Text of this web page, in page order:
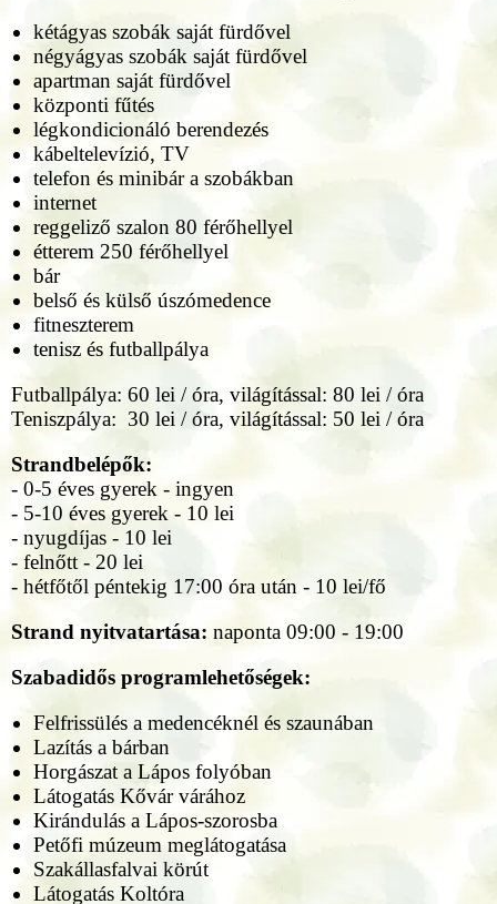
kétágyas szobák saját fürdővel
négyágyas szobák saját fürdővel
apartman saját fürdővel
központi fűtés
légkondicionáló berendezés
kábeltelevízió, TV
telefon és minibár a szobákban
internet
reggeliző szalon 80 férőhellyel
étterem 250 férőhellyel
bár
belső és külső úszómedence
fitneszterem
tenisz és futballpálya
Futballpálya: 60 lei / óra, világítással: 80 lei / óra
Teniszpálya: 30 lei / óra, világítással: 50 lei / óra
Strandbelépők:
- 0-5 éves gyerek - ingyen
- 5-10 éves gyerek - 10 lei
- nyugdíjas - 10 lei
- felnőtt - 20 lei
- hétfőtől péntekig 17:00 óra után - 10 lei/fő
Strand nyitvatartása: naponta 09:00 - 19:00
Szabadidős programlehetőségek:
Felfrissülés a medencéknél és szaunában
Lazítás a bárban
Horgászat a Lápos folyóban
Látogatás Kővár várához
Kirándulás a Lápos-szorosba
Petőfi múzeum meglátogatása
Szakállasfalvai körút
Látogatás Koltóra